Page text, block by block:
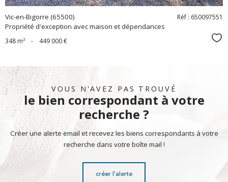
Vic-en-Bigorre (65500)
Propriété d'exception avec maison et dépendances
Réf : 650097551
348 m² - 449 000 €
VOUS N'AVEZ PAS TROUVÉ
le bien correspondant à votre
recherche ?
Créer une alerte email et recevez les biens correspondants à votre
recherche dans votre boîte mail !
créer l'alerte